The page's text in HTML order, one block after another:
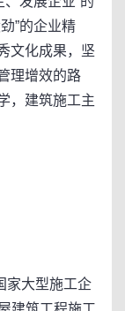
”的企业精
文化成果，坚
理增效的路
，建筑施工主
大型施工企